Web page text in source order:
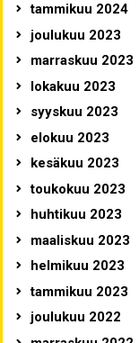
tammikuu 2024
joulukuu 2023
marraskuu 2023
lokakuu 2023
syyskuu 2023
elokuu 2023
kesäkuu 2023
toukokuu 2023
huhtikuu 2023
maaliskuu 2023
helmikuu 2023
tammikuu 2023
joulukuu 2022